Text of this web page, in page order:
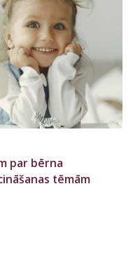
par bērna
tēmām